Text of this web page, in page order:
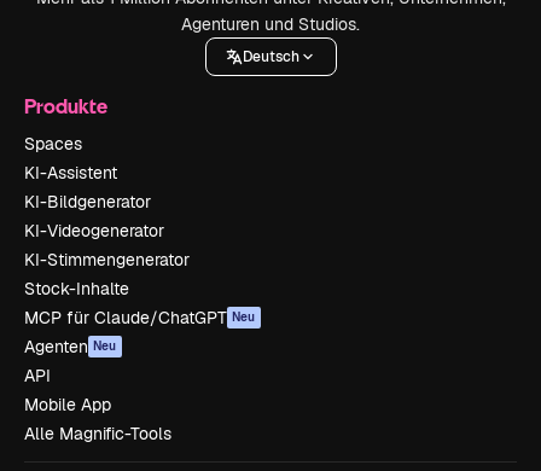
Agenturen und Studios.
Deutsch
Produkte
Spaces
KI-Assistent
KI-Bildgenerator
KI-Videogenerator
KI-Stimmengenerator
Stock-Inhalte
MCP für Claude/ChatGPT Neu
Agenten Neu
API
Mobile App
Alle Magnific-Tools